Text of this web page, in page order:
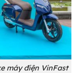
máy điện VinFast